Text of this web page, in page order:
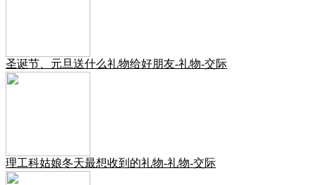
圣诞节、元旦送什么礼物给好朋友-礼物-交际
理工科姑娘冬天最想收到的礼物-礼物-交际